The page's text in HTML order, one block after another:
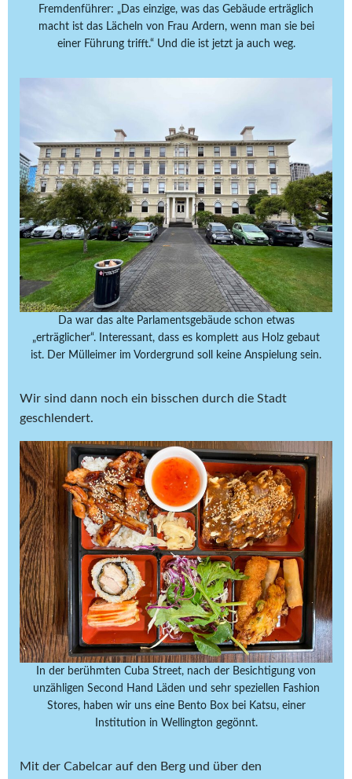
Fremdenführer: „Das einzige, was das Gebäude erträglich
macht ist das Lächeln von Frau Ardern, wenn man sie bei
einer Führung trifft.“ Und die ist jetzt ja auch weg.
Da war das alte Parlamentsgebäude schon etwas
„erträglicher“. Interessant, dass es komplett aus Holz gebaut
ist. Der Mülleimer im Vordergrund soll keine Anspielung sein.
Wir sind dann noch ein bisschen durch die Stadt
geschlendert.
In der berühmten Cuba Street, nach der Besichtigung von
unzähligen Second Hand Läden und sehr speziellen Fashion
Stores, haben wir uns eine Bento Box bei Katsu, einer
Institution in Wellington gegönnt.
Mit der Cabelcar auf den Berg und über den